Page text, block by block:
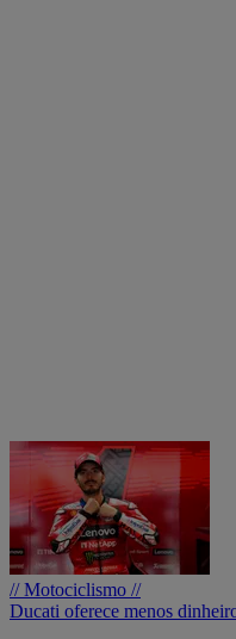
// Motociclismo //
Ducati oferece menos